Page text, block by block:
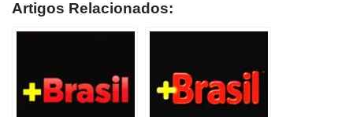
Artigos Relacionados: